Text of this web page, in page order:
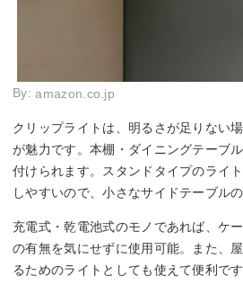
By:amazon.co.jp
クリップライトは、明るさが足りない
が魅力です。本棚・ダイニングテーブ
付けられます。スタンドタイプのライ
しやすいので、小さなサイドテーブル
充電式・乾電池式のモノであれば、ケ
の有無を気にせずに使用可能。また、
るためのライトとしても使えて便利です